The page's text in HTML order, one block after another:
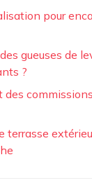
pour
gueuses de
?
commissions
terrasse